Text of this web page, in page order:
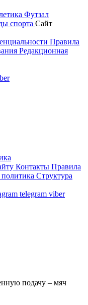
Футзал
спорта Сайт
Правила
Редакционная
Контакты Правила
Структура
telegram viber
подачу – мяч